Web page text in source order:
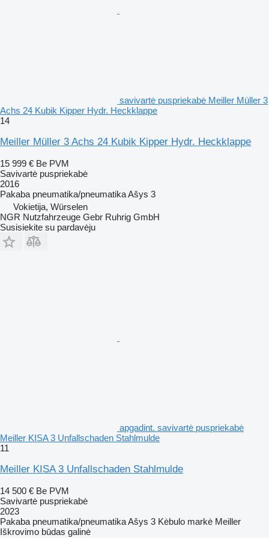
savivartė puspriekabė Meiller Müller 3
Achs 24 Kubik Kipper Hydr. Heckklappe
14
Meiller Müller 3 Achs 24 Kubik Kipper Hydr. Heckklappe
15 999 € Be PVM
Savivartė puspriekabė
2016
Pakaba pneumatika/pneumatikaAšys 3
Vokietija, Würselen
NGR Nutzfahrzeuge Gebr Ruhrig GmbH
Susisiekite su pardavėju
apgadint. savivartė puspriekabė
Meiller KISA 3 Unfallschaden Stahlmulde
11
Meiller KISA 3 Unfallschaden Stahlmulde
14 500 € Be PVM
Savivartė puspriekabė
2023
Pakaba pneumatika/pneumatikaAšys 3 Kėbulo markė Meiller
Iškrovimo būdas galinė